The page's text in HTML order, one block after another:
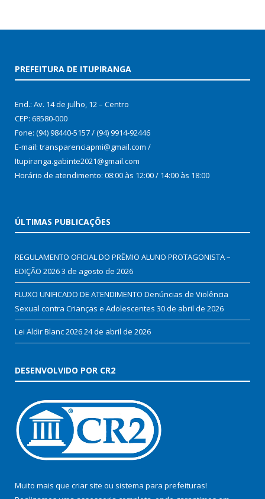
PREFEITURA DE ITUPIRANGA
End.: Av. 14 de julho, 12 – Centro
CEP: 68580-000
Fone: (94) 98440-5157 / (94) 9914-92446
E-mail: transparenciapmi@gmail.com /
Itupiranga.gabinte2021@gmail.com
Horário de atendimento: 08:00 às 12:00 / 14:00 às 18:00
ÚLTIMAS PUBLICAÇÕES
REGULAMENTO OFICIAL DO PRÊMIO ALUNO PROTAGONISTA –
EDIÇÃO 20263 de agosto de 2026
FLUXO UNIFICADO DE ATENDIMENTO Denúncias de Violência
Sexual contra Crianças e Adolescentes 30 de abril de 2026
Lei Aldir Blanc 202624 de abril de 2026
DESENVOLVIDO POR CR2
Muito mais que criar site ou sistema para prefeituras!